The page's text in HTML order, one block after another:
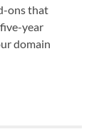
ons that
year
domain